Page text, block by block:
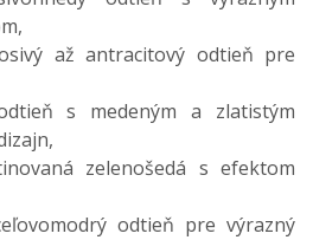
až antracitový odtieň pre
s medeným a zlatistým
zelenošedá s efektom
odtieň pre výrazný